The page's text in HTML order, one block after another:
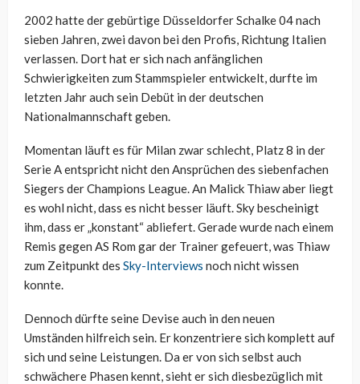
2002 hatte der gebürtige Düsseldorfer Schalke 04 nach
sieben Jahren, zwei davon bei den Profis, Richtung Italien
verlassen. Dort hat er sich nach anfänglichen
Schwierigkeiten zum Stammspieler entwickelt, durfte im
letzten Jahr auch sein Debüt in der deutschen
Nationalmannschaft geben.
Momentan läuft es für Milan zwar schlecht, Platz 8 in der
Serie A entspricht nicht den Ansprüchen des siebenfachen
Siegers der Champions League. An Malick Thiaw aber liegt
es wohl nicht, dass es nicht besser läuft. Sky bescheinigt
ihm, dass er „konstant“ abliefert. Gerade wurde nach einem
Remis gegen AS Rom gar der Trainer gefeuert, was Thiaw
zum Zeitpunkt des Sky-Interviews noch nicht wissen
konnte.
Dennoch dürfte seine Devise auch in den neuen
Umständen hilfreich sein. Er konzentriere sich komplett auf
sich und seine Leistungen. Da er von sich selbst auch
schwächere Phasen kennt, sieht er sich diesbezüglich mit